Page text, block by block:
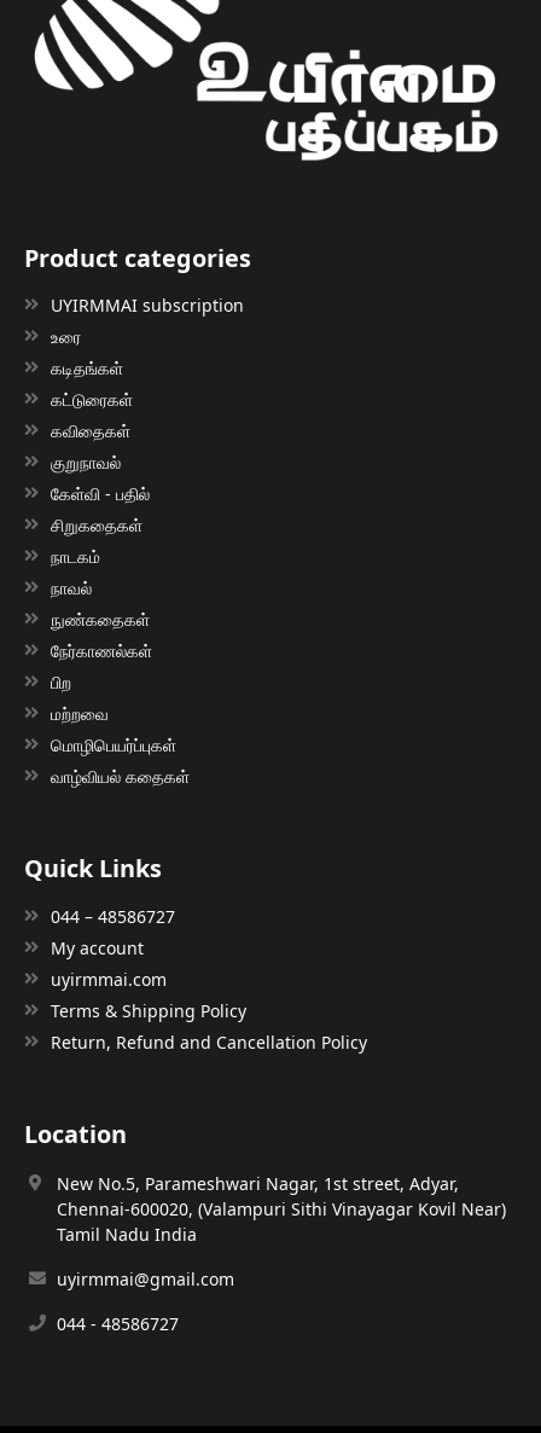
Product categories
UYIRMMAI subscription
உரை
கடிதங்கள்
கட்டுரைகள்
கவிதைகள்
குறுநாவல்
கேள்வி - பதில்
சிறுகதைகள்
நாடகம்
நாவல்
நுண்கதைகள்
நேர்காணல்கள்
பிற
மற்றவை
மொழிபெயர்ப்புகள்
வாழ்வியல் கதைகள்
Quick Links
044 – 48586727
My account
uyirmmai.com
Terms & Shipping Policy
Return, Refund and Cancellation Policy
Location
New No.5, Parameshwari Nagar, 1st street, Adyar,
Chennai-600020, (Valampuri Sithi Vinayagar Kovil Near)
Tamil Nadu India
uyirmmai@gmail.com
044 - 48586727